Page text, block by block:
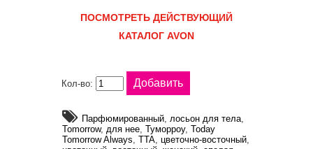
ПОСМОТРЕТЬ ДЕЙСТВУЮЩИЙ
КАТАЛОГ AVON
Кол-во:
Парфюмированный, лосьон для тела,
Tomorrow, для нее, Туморроу, Today
Tomorrow Always, TTA, цветочно-восточный,